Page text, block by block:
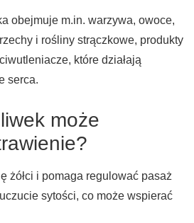
obejmuje m.in. warzywa, owoce,
i rośliny strączkowe, produkty
które działają
serca.
może
żółci i pomaga regulować pasaż
sytości, co może wspierać